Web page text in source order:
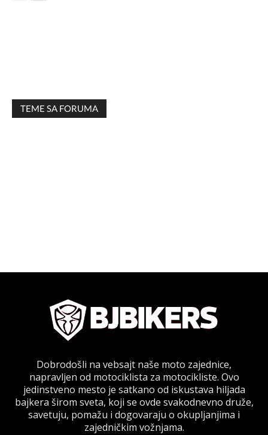
TEME SA FORUMA
Dobrodošli na vebsajt naše moto zajednice,
napravljen od motociklista za motocikliste. Ovo
jedinstveno mesto je satkano od iskustava hiljada
bajkera širom sveta, koji se ovde svakodnevno druže,
savetuju, pomažu i dogovaraju o okupljanjima i
zajedničkim vožnjama.